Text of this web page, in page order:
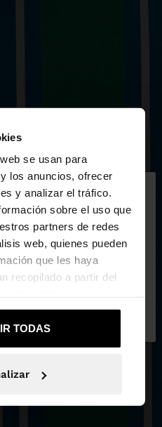
se usan para
los anuncios, ofrecer
y analizar el tráfico.
sobre el uso que
partners de redes
web, quienes pueden
que les haya
recopilado a partir del
TODAS
de España. ¿Quieres ir a